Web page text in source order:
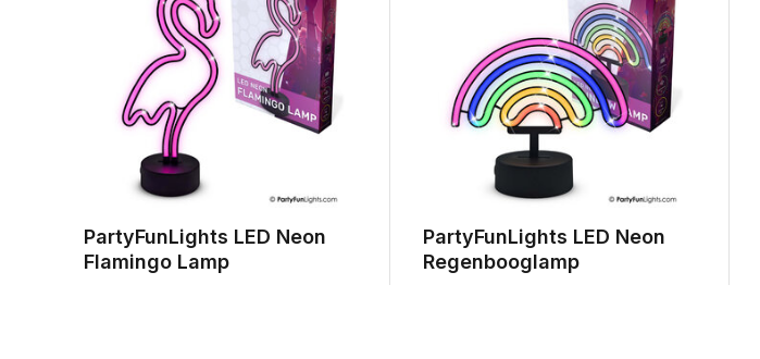
PartyFunLights LED Neon
Flamingo Lamp
PartyFunLights LED Neon
Regenbooglamp